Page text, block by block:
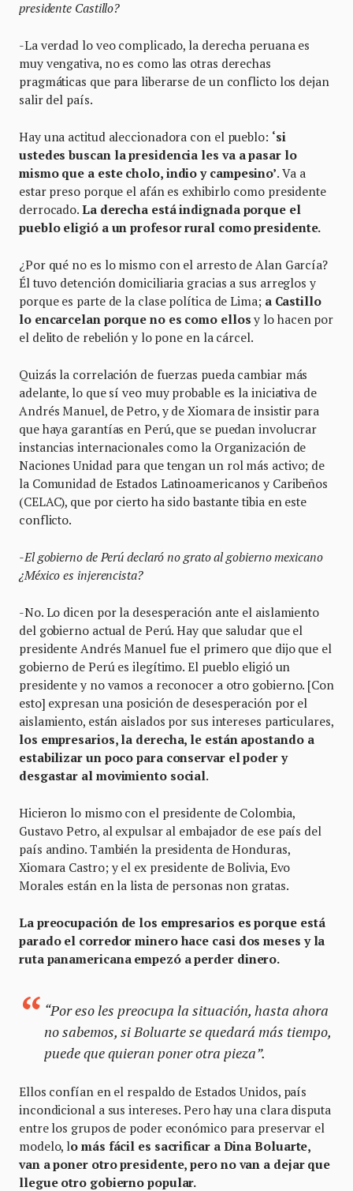
presidente Castillo?
-La verdad lo veo complicado, la derecha peruana es
muy vengativa, no es como las otras derechas
pragmáticas que para liberarse de un conflicto los dejan
salir del país.
Hay una actitud aleccionadora con el pueblo: ‘si
ustedes buscan la presidencia les va a pasar lo
mismo que a este cholo, indio y campesino’. Va a
estar preso porque el afán es exhibirlo como presidente
derrocado. La derecha está indignada porque el
pueblo eligió a un profesor rural como presidente.
¿Por qué no es lo mismo con el arresto de Alan García?
Él tuvo detención domiciliaria gracias a sus arreglos y
porque es parte de la clase política de Lima; a Castillo
lo encarcelan porque no es como ellos y lo hacen por
el delito de rebelión y lo pone en la cárcel.
Quizás la correlación de fuerzas pueda cambiar más
adelante, lo que sí veo muy probable es la iniciativa de
Andrés Manuel, de Petro, y de Xiomara de insistir para
que haya garantías en Perú, que se puedan involucrar
instancias internacionales como la Organización de
Naciones Unidad para que tengan un rol más activo; de
la Comunidad de Estados Latinoamericanos y Caribeños
(CELAC), que por cierto ha sido bastante tibia en este
conflicto.
-El gobierno de Perú declaró no grato al gobierno mexicano
¿México es injerencista?
-No. Lo dicen por la desesperación ante el aislamiento
del gobierno actual de Perú. Hay que saludar que el
presidente Andrés Manuel fue el primero que dijo que el
gobierno de Perú es ilegítimo. El pueblo eligió un
presidente y no vamos a reconocer a otro gobierno. [Con
esto] expresan una posición de desesperación por el
aislamiento, están aislados por sus intereses particulares,
los empresarios, la derecha, le están apostando a
estabilizar un poco para conservar el poder y
desgastar al movimiento social.
Hicieron lo mismo con el presidente de Colombia,
Gustavo Petro, al expulsar al embajador de ese país del
país andino. También la presidenta de Honduras,
Xiomara Castro; y el ex presidente de Bolivia, Evo
Morales están en la lista de personas non gratas.
La preocupación de los empresarios es porque está
parado el corredor minero hace casi dos meses y la
ruta panamericana empezó a perder dinero.
“Por eso les preocupa la situación, hasta ahora
no sabemos, si Boluarte se quedará más tiempo,
puede que quieran poner otra pieza”.
Ellos confían en el respaldo de Estados Unidos, país
incondicional a sus intereses. Pero hay una clara disputa
entre los grupos de poder económico para preservar el
modelo, lo más fácil es sacrificar a Dina Boluarte,
van a poner otro presidente, pero no van a dejar que
llegue otro gobierno popular.